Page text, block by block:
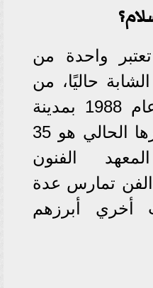
تعتبر واحدة من
حاليًا، من
مواليد 25 فبراير عام 1988 بمدينة
القاهرة مصر وعمرها الحالي هو 35
الفنون
تمارس عدة
أخري أبرزهم